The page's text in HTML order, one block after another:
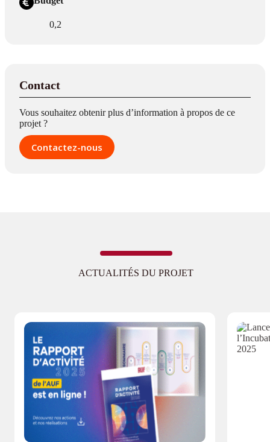
0,2
Contact
Vous souhaitez obtenir plus d’information à propos de ce
projet ?
Contactez-nous
ACTUALITÉS DU PROJET